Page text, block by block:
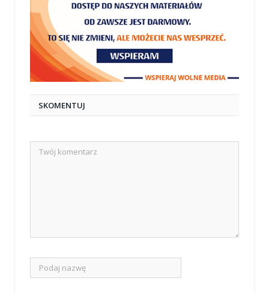
SKOMENTUJ